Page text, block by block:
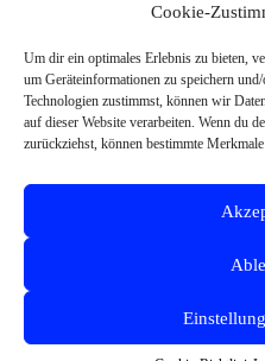
Cookie-
Um dir ein optimales Erlebnis zu bieten,
um Geräteinformationen zu speichern
Technologien zustimmst, können wir
auf dieser Website verarbeiten. Wenn du
zurückziehst, können bestimmte
📞 Telefon: +49 152 32 02 71 92
hallo@ufoberlin.studio